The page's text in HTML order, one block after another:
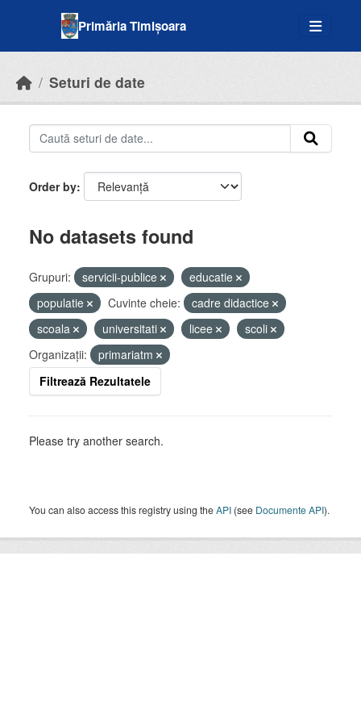
Primăria Timișoara
Seturi de date
Order by
No datasets found
Grupuri: servicii-publice
educatie
populatie
Cuvinte cheie:
cadre didactice
scoala
universitati licee
scoli
Organizații:
primariatm
Filtrează Rezultatele
Please try another search.
You can also access this registry using theAPI (see Documente API).